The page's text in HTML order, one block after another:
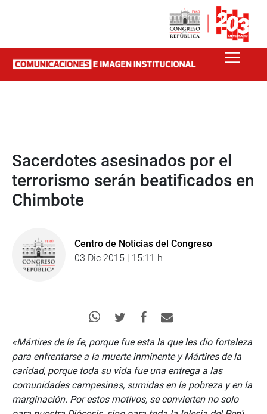
Sacerdotes asesinados por el
terrorismo serán beatificados en
Chimbote
Centro de Noticias del Congreso
03 Dic 2015 | 15:11 h
«Mártires de la fe, porque fue esta la que les dio fortaleza
para enfrentarse a la muerte inminente y Mártires de la
caridad, porque toda su vida fue una entrega a las
comunidades campesinas, sumidas en la pobreza y en la
marginación. Por estos motivos, se convierten no solo